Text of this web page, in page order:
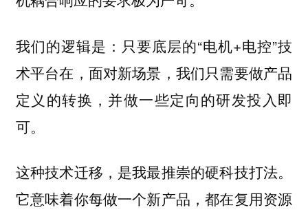
我们的逻辑是：只要底层的“电机+电控”技
术平台在，面对新场景，我们只需要做产品
定义的转换，并做一些定向的研发投入即
可。
这种技术迁移，是我最推崇的硬科技打法。
它意味着你每做一个新产品，都在复用资源